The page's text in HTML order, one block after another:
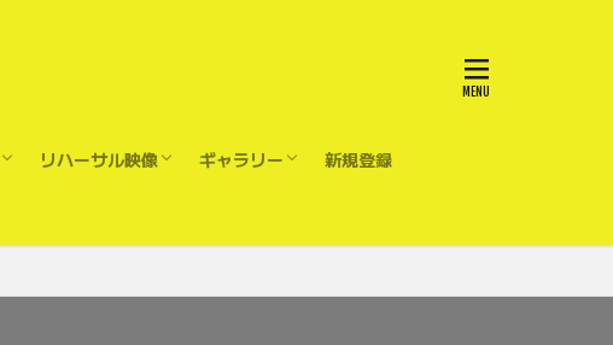
リハーサル映像 ギャラリー
新規登録